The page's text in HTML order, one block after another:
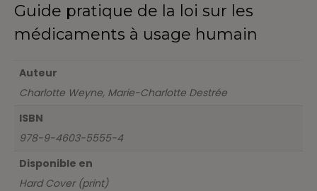
Guide pratique de la loi sur les
médicaments à usage humain
Auteur
Charlotte Weyne, Marie-Charlotte Destrée
ISBN
978-9-4603-5555-4
Disponible en
Hard Cover (print)